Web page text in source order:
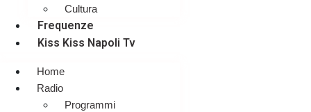
Cultura
Frequenze
Kiss Kiss Napoli Tv
Home
Radio
Programmi